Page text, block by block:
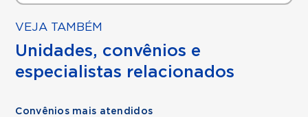
VEJA TAMBÉM
Unidades, convênios e
especialistas relacionados
Convênios mais atendidos